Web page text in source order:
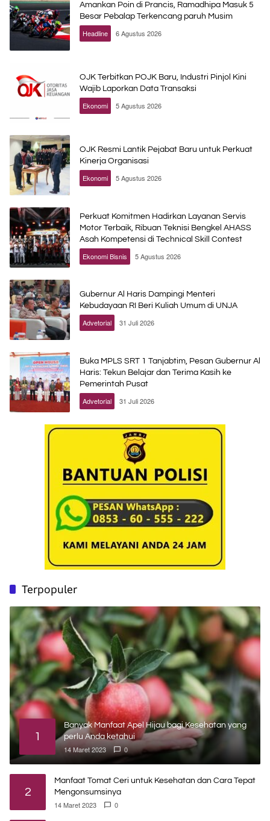
Amankan Poin di Prancis, Ramadhipa Masuk 5
Besar Pebalap Terkencang paruh Musim
Headline 6 Agustus 2026
OJK Terbitkan POJK Baru, Industri Pinjol Kini
Wajib Laporkan Data Transaksi
Ekonomi 5 Agustus 2026
OJK Resmi Lantik Pejabat Baru untuk Perkuat
Kinerja Organisasi
Ekonomi 5 Agustus 2026
Perkuat Komitmen Hadirkan Layanan Servis
Motor Terbaik, Ribuan Teknisi Bengkel AHASS
Asah Kompetensi di Technical Skill Contest
Ekonomi Bisnis 5 Agustus 2026
Gubernur Al Haris Dampingi Menteri
Kebudayaan RI Beri Kuliah Umum di UNJA
Advetorial 31 Juli 2026
Buka MPLS SRT 1 Tanjabtim, Pesan Gubernur Al
Haris: Tekun Belajar dan Terima Kasih ke
Pemerintah Pusat
Advetorial 31 Juli 2026
Terpopuler
1
Banyak Manfaat Apel Hijau bagi Kesehatan yang
perlu Anda ketahui
14 Maret 2023 0
2
Manfaat Tomat Ceri untuk Kesehatan dan Cara Tepat
Mengonsumsinya
14 Maret 2023 0